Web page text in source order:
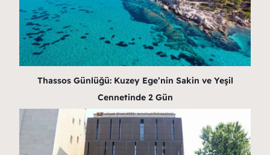
Thassos Günlüğü: Kuzey Ege’nin Sakin ve Yeşil
Cennetinde 2 Gün